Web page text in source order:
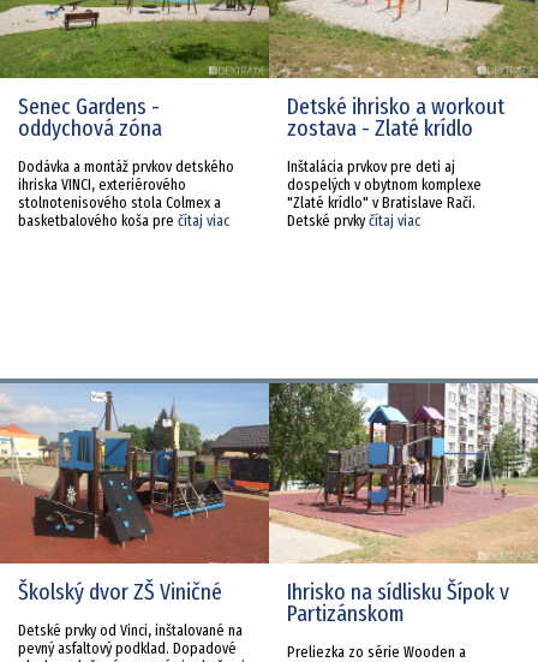
Senec Gardens -
oddychová zóna
Dodávka a montáž prvkov detského
ihriska VINCI, exteriérového
stolnotenisového stola Colmex a
basketbalového koša pre čítaj viac
Detské ihrisko a workout
zostava - Zlaté krídlo
Inštalácia prvkov pre deti aj
dospelých v obytnom komplexe
"Zlaté krídlo" v Bratislave Rači.
Detské prvky čítaj viac
Školský dvor ZŠ Viničné
Detské prvky od Vinci, inštalované na
pevný asfaltový podklad. Dopadové
Ihrisko na sídlisku Šípok v
Partizánskom
Preliezka zo série Wooden a